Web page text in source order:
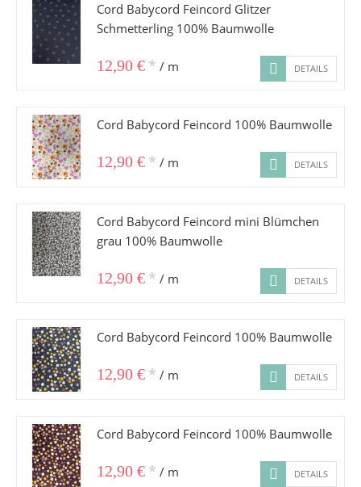
Cord Babycord Feincord Glitzer
Schmetterling 100% Baumwolle
12,90 € * / m DETAILS
Cord Babycord Feincord 100% Baumwolle
12,90 € * / m DETAILS
Cord Babycord Feincord mini Blümchen
grau 100% Baumwolle
12,90 € * / m DETAILS
Cord Babycord Feincord 100% Baumwolle
12,90 € * / m DETAILS
Cord Babycord Feincord 100% Baumwolle
12,90 € * / m DETAILS